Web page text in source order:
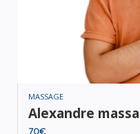
MASSAGE
Alexandre
70€